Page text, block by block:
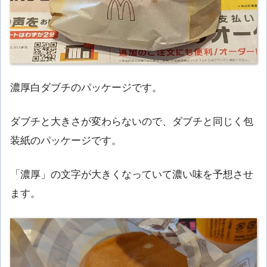
濃厚白ダブチのパッケージです。
ダブチと大きさが変わらないので、ダブチと同じく包
装紙のパッケージです。
「濃厚」の文字が大きくなっていて濃い味を予想させ
ます。